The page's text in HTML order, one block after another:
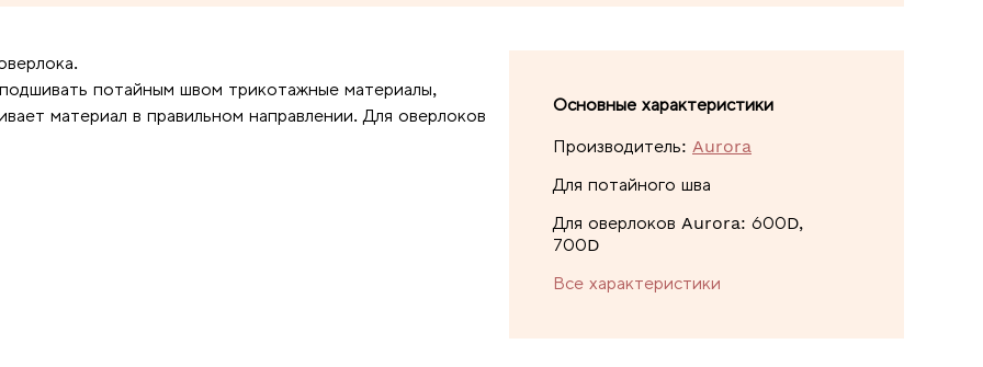
потайным швом трикотажные материалы,
материал в правильном направлении. Для оверлоков
Основные характеристики
Производитель: Aurora
Для потайного шва
Для оверлоков Aurora: 600D,
700D
Все характеристики